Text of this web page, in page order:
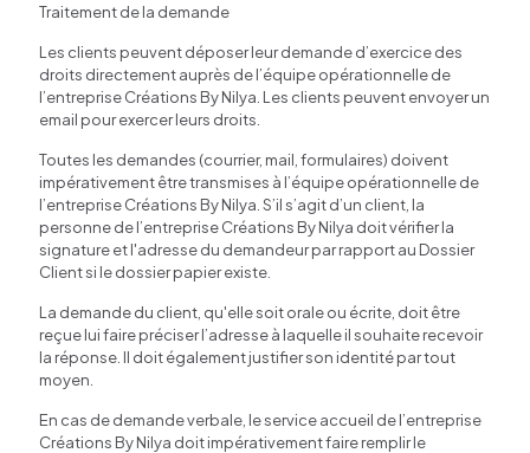
Traitement de la demande
Les clients peuvent déposer leur demande d’exercice des
droits directement auprès de l’équipe opérationnelle de
l’entreprise Créations By Nilya. Les clients peuvent envoyer un
email pour exercer leurs droits.
Toutes les demandes (courrier, mail, formulaires) doivent
impérativement être transmises à l’équipe opérationnelle de
l’entreprise Créations By Nilya. S’il s’agit d’un client, la
personne de l’entreprise Créations By Nilya doit vérifier la
signature et l'adresse du demandeur par rapport au Dossier
Client si le dossier papier existe.
La demande du client, qu'elle soit orale ou écrite, doit être
reçue lui faire préciser l’adresse à laquelle il souhaite recevoir
la réponse. Il doit également justifier son identité par tout
moyen.
En cas de demande verbale, le service accueil de l’entreprise
Créations By Nilya doit impérativement faire remplir le